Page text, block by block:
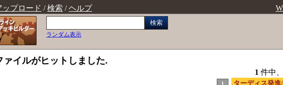
ップロード /検索 /ヘルプ
検索
ランダム表示
ァイルがヒットしました.
1 件中、
ターディス発